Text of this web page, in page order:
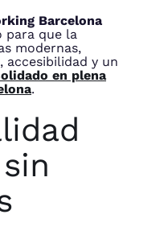
Barcelona
para que la
modernas,
accesibilidad y un
en plena
.